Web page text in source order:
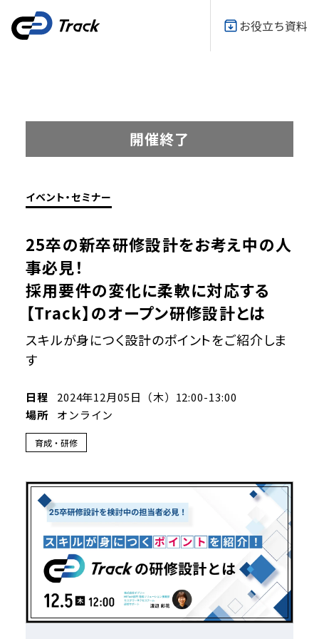
お役立ち資料
開催終了
イベント・セミナー
25卒の新卒研修設計をお考え中の人
事必見！
採用要件の変化に柔軟に対応する
【Track】のオープン研修設計とは
スキルが身につく設計のポイントをご紹介しま
す
日程 2024年12月05日（木） 12:00-13:00
場所
オンライン
育成・研修